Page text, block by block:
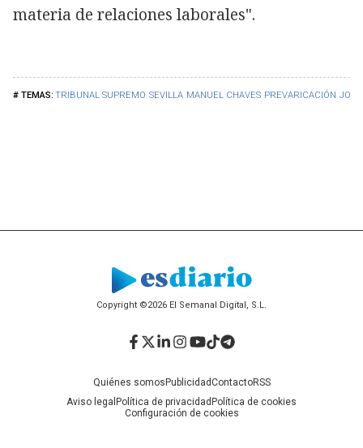
TRIBUNAL SUPREMO SEVILLA MANUEL CHAVES PREVARICACIÓN
materia de relaciones laborales".
Copyright ©2026 El Semanal Digital, S.L.
Quiénes somos PublicidadContactoRSS
Aviso legal Política de privacidad Política de cookies
Configuración de cookies
Facebook
Twitter
LinkedIn
Instagram
YouTube
TikTok
Telegram